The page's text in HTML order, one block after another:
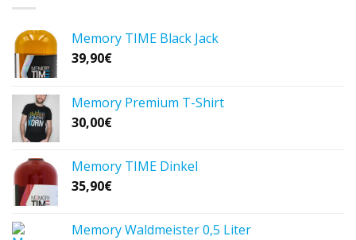
Memory TIME Black Jack
39,90€
Memory Premium T-Shirt
30,00€
Memory TIME Dinkel
35,90€
Memory Waldmeister 0,5 Liter